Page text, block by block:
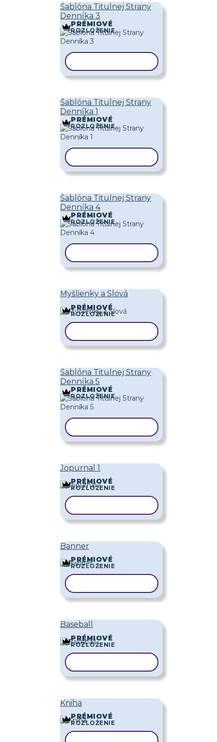
Šablóna Titulnej Strany
Denníka 3
PRÉMIOVÉ
ROZLOŽENIE
Šablóna Titulnej Strany
Denníka 1
PRÉMIOVÉ
ROZLOŽENIE
Šablóna Titulnej Strany
Denníka 4
PRÉMIOVÉ
ROZLOŽENIE
Myšlienky a Slová
PRÉMIOVÉ
ROZLOŽENIE
Šablóna Titulnej Strany
Denníka 5
PRÉMIOVÉ
ROZLOŽENIE
Jopurnal 1
PRÉMIOVÉ
ROZLOŽENIE
Banner
PRÉMIOVÉ
ROZLOŽENIE
Baseball
PRÉMIOVÉ
ROZLOŽENIE
Kniha
PRÉMIOVÉ
ROZLOŽENIE